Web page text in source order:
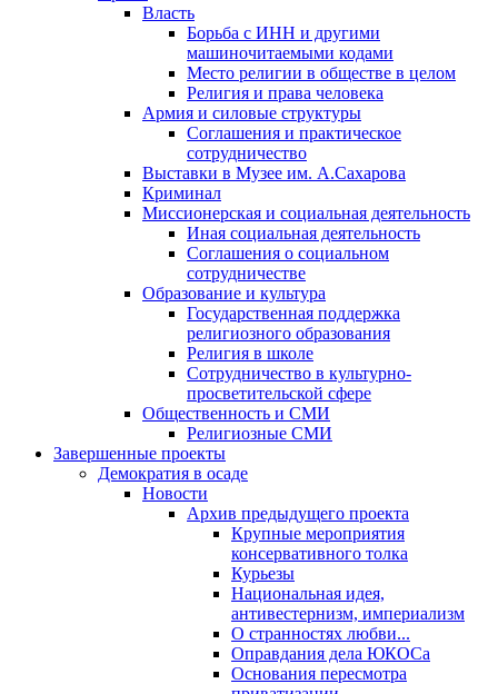
Власть
Борьба с ИНН и другими
машиночитаемыми кодами
Место религии в обществе в целом
Религия и права человека
Армия и силовые структуры
Соглашения и практическое
сотрудничество
Выставки в Музее им. А.Сахарова
Криминал
Миссионерская и социальная деятельность
Иная социальная деятельность
Соглашения о социальном
сотрудничестве
Образование и культура
Государственная поддержка
религиозного образования
Религия в школе
Сотрудничество в культурно-
просветительской сфере
Общественность и СМИ
Религиозные СМИ
Завершенные проекты
Демократия в осаде
Новости
Архив предыдущего проекта
Крупные мероприятия
консервативного толка
Курьезы
Национальная идея,
антивестернизм, империализм
О странностях любви...
Оправдания дела ЮКОСа
Основания пересмотра